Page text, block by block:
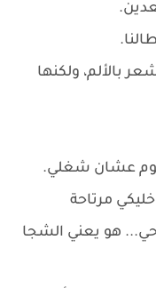
بالألم، ولكنها
أجوم عشان شغلي.
مرتاحة
هو يعني الشجا